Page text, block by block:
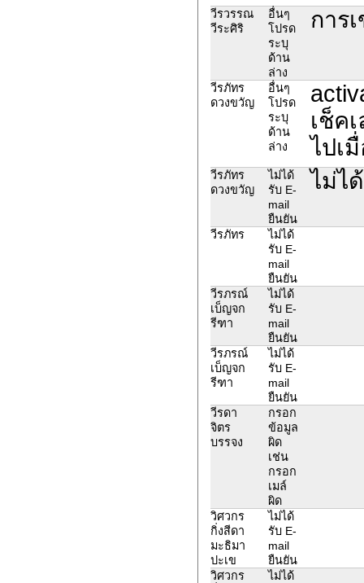
วีรวรรณ
วีระศิริ
อื่นๆ
โปรด
ระบุ
ด้าน
ล่าง
การ
วีรภัทร
ดวงขวัญ
อื่นๆ
โปรด
ระบุ
ด้าน
ล่าง
เช็ค
ไปเ
วีรภัทร
ดวงขวัญ
ไม่ได้
รับ E-
mail
ยืนยัน
ไม่ไ
วีรภัทร
ไม่ได้
รับ E-
mail
ยืนยัน
วีรภรณ์
เบ็ญจก
รีฑา
ไม่ได้
รับ E-
mail
ยืนยัน
วีรภรณ์
เบ็ญจก
รีฑา
ไม่ได้
รับ E-
mail
ยืนยัน
วีรดา
จิตร
บรรจง
กรอก
ข้อมูล
ผิด
เช่น
กรอก
เมล์
ผิด
วิศวกร
กิ่งสีดา
มะธิมา
ปะเข
ไม่ได้
รับ E-
mail
ยืนยัน
วิศวกร
ไม่ได้